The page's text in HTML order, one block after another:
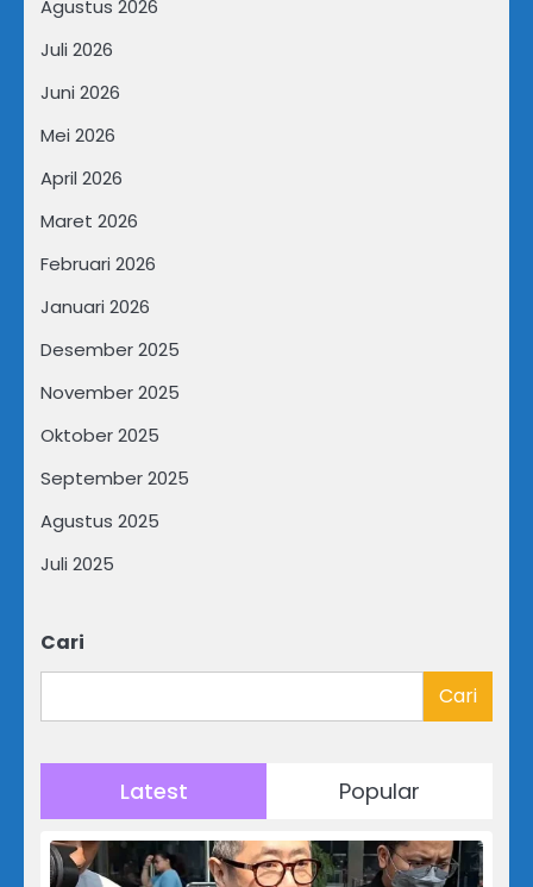
Agustus 2026
Juli 2026
Juni 2026
Mei 2026
April 2026
Maret 2026
Februari 2026
Januari 2026
Desember 2025
November 2025
Oktober 2025
September 2025
Agustus 2025
Juli 2025
Cari
Cari
Latest Popular